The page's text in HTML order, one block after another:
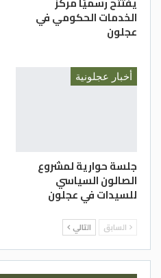
الخدمات الحكومي في
عجلون
أخبار عجلونية
جلسة حوارية لمشروع
الصالون السياسي
للسيدات في عجلون
السابق التالي